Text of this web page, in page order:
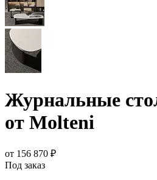
Журнальные
от Molteni
от 156 870 ₽
Под заказ